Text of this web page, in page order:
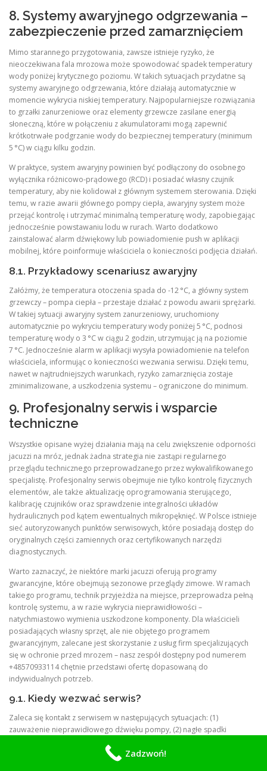
8. Systemy awaryjnego odgrzewania –
zabezpieczenie przed zamarznięciem
Mimo starannego przygotowania, zawsze istnieje ryzyko, że
nieoczekiwana fala mrozowa może spowodować spadek temperatury
wody poniżej krytycznego poziomu. W takich sytuacjach przydatne są
systemy awaryjnego odgrzewania, które działają automatycznie w
momencie wykrycia niskiej temperatury. Najpopularniejsze rozwiązania
to grzałki zanurzeniowe oraz elementy grzewcze zasilane energią
słoneczną, które w połączeniu z akumulatorami mogą zapewnić
krótkotrwałe podgrzanie wody do bezpiecznej temperatury (minimum
5 °C) w ciągu kilku godzin.
W praktyce, system awaryjny powinien być podłączony do osobnego
wyłącznika różnicowo-prądowego (RCD) i posiadać własny czujnik
temperatury, aby nie kolidował z głównym systemem sterowania. Dzięki
temu, w razie awarii głównego pompy ciepła, awaryjny system może
przejąć kontrolę i utrzymać minimalną temperaturę wody, zapobiegając
jednocześnie powstawaniu lodu w rurach. Warto dodatkowo
zainstalować alarm dźwiękowy lub powiadomienie push w aplikacji
mobilnej, które poinformuje właściciela o konieczności podjęcia działań.
8.1. Przykładowy scenariusz awaryjny
Załóżmy, że temperatura otoczenia spada do -12 °C, a główny system
grzewczy – pompa ciepła – przestaje działać z powodu awarii sprężarki.
W takiej sytuacji awaryjny system zanurzeniowy, uruchomiony
automatycznie po wykryciu temperatury wody poniżej 5 °C, podnosi
temperaturę wody o 3 °C w ciągu 2 godzin, utrzymując ją na poziomie
7 °C. Jednocześnie alarm w aplikacji wysyła powiadomienie na telefon
właściciela, informując o konieczności wezwania serwisu. Dzięki temu,
nawet w najtrudniejszych warunkach, ryzyko zamarznięcia zostaje
zminimalizowane, a uszkodzenia systemu – ograniczone do minimum.
9. Profesjonalny serwis i wsparcie
techniczne
Wszystkie opisane wyżej działania mają na celu zwiększenie odporności
jacuzzi na mróz, jednak żadna strategia nie zastąpi regularnego
przeglądu technicznego przeprowadzanego przez wykwalifikowanego
specjalistę. Profesjonalny serwis obejmuje nie tylko kontrolę fizycznych
elementów, ale także aktualizację oprogramowania sterującego,
kalibrację czujników oraz sprawdzenie integralności układów
hydraulicznych pod kątem ewentualnych mikropęknięć. W Polsce istnieje
sieć autoryzowanych punktów serwisowych, które posiadają dostęp do
oryginalnych części zamiennych oraz certyfikowanych narzędzi
diagnostycznych.
Warto zaznaczyć, że niektóre marki jacuzzi oferują programy
gwarancyjne, które obejmują sezonowe przeglądy zimowe. W ramach
takiego programu, technik przyjeżdża na miejsce, przeprowadza pełną
kontrolę systemu, a w razie wykrycia nieprawidłowości –
natychmiastowo wymienia uszkodzone komponenty. Dla właścicieli
posiadających własny sprzęt, ale nie objętego programem
gwarancyjnym, zalecane jest skorzystanie z usług firm specjalizujących
się w ochronie przed mrozem – nasz zespół dostępny pod numerem
+48570933114 chętnie przedstawi ofertę dopasowaną do
indywidualnych potrzeb.
9.1. Kiedy wezwać serwis?
Zaleca się kontakt z serwisem w następujących sytuacjach: (1)
zauważenie nieprawidłowego dźwięku pompy, (2) nagłe spadki
pojawienie się wycieków przy połączeniach rur, (4) awaria czujnika
Zadzwoń!